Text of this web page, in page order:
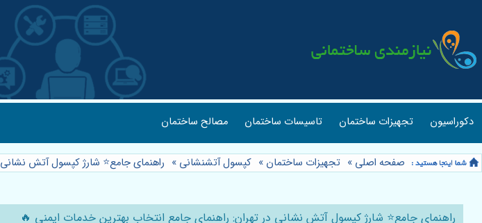
دکوراسیون تجهیزات ساختمان تاسیسات ساختمان مصالح ساختمان
صفحه اصلی » تجهیزات ساختمان » کپسول آتشنشانی » راهنمای جامع⭐️ شارژ کپسول آتش
راهنمای جامع⭐️ شارژ کپسول آتش نشانی در تهران: راهنمای جامع انتخاب بهترین خدمات ایمنی 🔥